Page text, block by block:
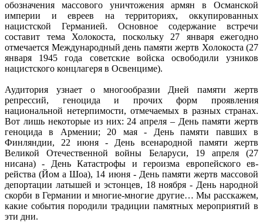
обозначения массового уничтожения армян в Османской
империи и евреев на территориях, оккупированных
нацистской Германией. Основное содержание встречи
составит тема Холокоста, поскольку 27 января ежегодно
отмечается Международный день памяти жертв Холокоста (27
января 1945 года советские войска освободили узников
нацистского концлагеря в Освенциме).
Аудитория узнает о многообразии Дней памяти жертв
репрессий, геноцида и прочих форм проявления
национальной нетерпимости, отмечаемых в разных странах.
Вот лишь некоторые из них: 24 апреля – День памяти жертв
геноцида в Армении; 20 мая - День памяти павших в
Финляндии, 22 июня - День всенародной памяти жертв
Великой Отечественной войны Беларуси, 19 апреля (27
нисана) - День Катастрофы и героизма европейского ев-
рейства (Йом а Шоа), 14 июня - День памяти жертв массовой
депортации латышей и эстонцев, 18 ноября - День народной
скорби в Германии и многие-многие другие… Мы расскажем,
какие события породили традиции памятных мероприятий в
эти дни.